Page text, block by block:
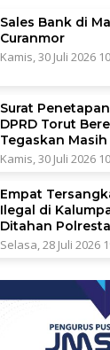
Sales Bank di
Curanmor
Kamis, 30 Juli 2026
Surat
DPRD Torut
Tegaskan
Kamis, 30 Juli 2026
Empat
Ilegal di
Ditahan
Selasa, 28 Juli 2026